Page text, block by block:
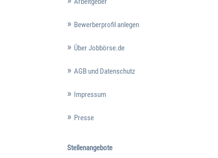
Bewerberprofil anlegen
Über Jobbörse.de
AGB und Datenschutz
Impressum
Presse
Stellenangebote